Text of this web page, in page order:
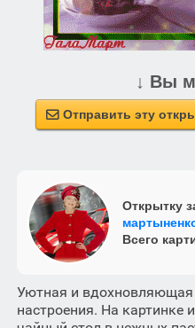
↓ Вы
 Отправить эту
Открытку
Всего
Уютная и
настроения. На картинке